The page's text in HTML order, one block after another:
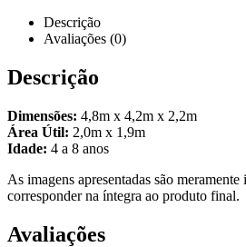
Descrição
Avaliações (0)
Descrição
Dimensões: 4,8m x 4,2m x 2,2m
Área Útil: 2,0m x 1,9m
Idade: 4 a 8 anos
As imagens apresentadas são
corresponder na íntegra ao produto final.
Avaliações